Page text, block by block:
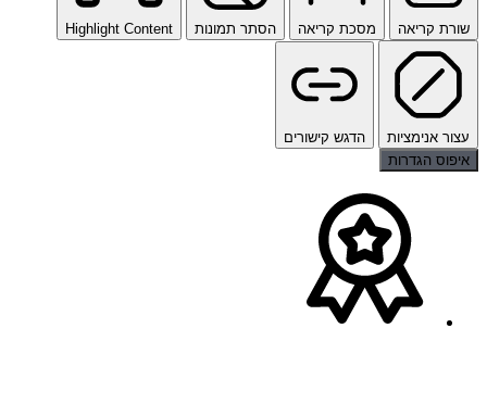
שורת קריאה מסכת קריאה הסתר תמונות Highlight Content
עצור אנימציות
הדגש קישורים
איפוס הגדרות